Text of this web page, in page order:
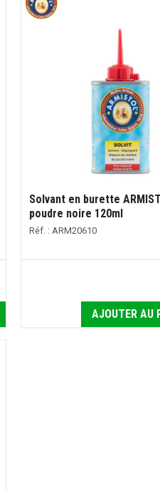
Solvant en burette
poudre noire 120ml
Réf. : ARM20610
AJOUTER AU